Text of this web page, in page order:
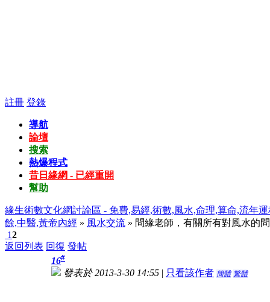
註冊 登錄
導航
論壇
搜索
熱爆程式
昔日緣網 - 已經重開
幫助
緣生術數文化網討論區 - 免費,易經,術數,風水,命理,算命,流年
餘,中醫,黃帝內經 » 風水交流 » 問緣老師，有關所有對風水的
12
返回列表 回復 發帖
16#
發表於 2013-3-30 14:55 | 只看該作者 簡體 繁體